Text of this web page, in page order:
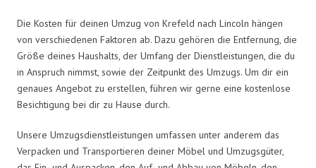
Die Kosten für deinen Umzug von Krefeld nach Lincoln hängen
von verschiedenen Faktoren ab. Dazu gehören die Entfernung, die
Größe deines Haushalts, der Umfang der Dienstleistungen, die du
in Anspruch nimmst, sowie der Zeitpunkt des Umzugs. Um dir ein
genaues Angebot zu erstellen, führen wir gerne eine kostenlose
Besichtigung bei dir zu Hause durch.
Unsere Umzugsdienstleistungen umfassen unter anderem das
Verpacken und Transportieren deiner Möbel und Umzugsgüter,